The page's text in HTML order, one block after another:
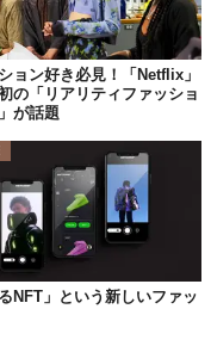
ョン好き必見！「Netflix」
の「リアリティファッショ
が話題
るNFT」という新しいファッ